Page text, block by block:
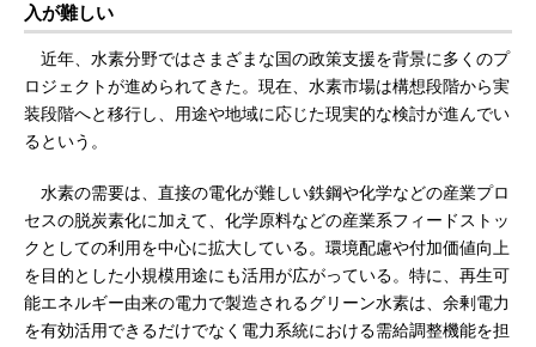
入が難しい
近年、水素分野ではさまざまな国の政策支援を背景に多くのプ
ロジェクトが進められてきた。現在、水素市場は構想段階から実
装段階へと移行し、用途や地域に応じた現実的な検討が進んでい
るという。
水素の需要は、直接の電化が難しい鉄鋼や化学などの産業プロ
セスの脱炭素化に加えて、化学原料などの産業系フィードストッ
クとしての利用を中心に拡大している。環境配慮や付加価値向上
を目的とした小規模用途にも活用が広がっている。特に、再生可
能エネルギー由来の電力で製造されるグリーン水素は、余剰電力
を有効活用できるだけでなく電力系統における需給調整機能を担